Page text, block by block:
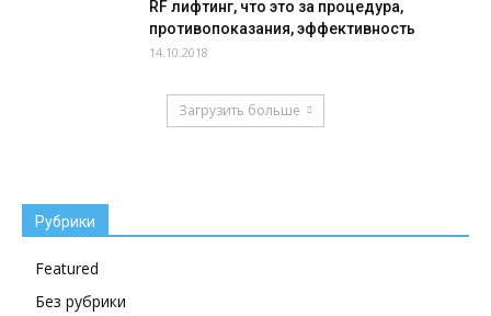
RF лифтинг, что это за процедура,
противопоказания, эффективность
14.10.2018
Загрузить больше
Рубрики
Featured
Без рубрики